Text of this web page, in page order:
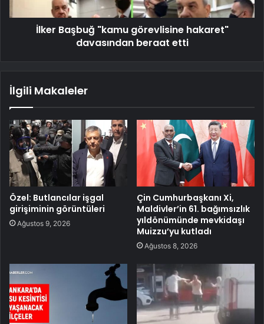
İlker Başbuğ "kamu görevlisine hakaret"
davasından beraat etti
İlgili Makaleler
Özel: Butlancılar işgal
girişiminin görüntüleri
Ağustos 9, 2026
Çin Cumhurbaşkanı Xi,
Maldivler’in 61. bağımsızlık
yıldönümünde mevkidaşı
Muizzu’yu kutladı
Ağustos 8, 2026